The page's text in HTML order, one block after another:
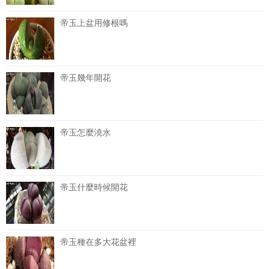
帝玉上盆用修根嗎
帝玉幾年開花
帝玉怎麼澆水
帝玉什麼時候開花
帝玉種在多大花盆裡